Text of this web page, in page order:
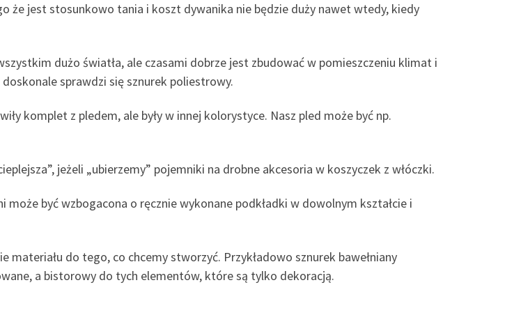
że jest stosunkowo tania i koszt dywanika nie będzie duży nawet wtedy, kiedy
dużo światła, ale czasami dobrze jest zbudować w pomieszczeniu klimat i
sprawdzi się sznurek poliestrowy.
komplet z pledem, ale były w innej kolorystyce. Nasz pled może być np.
jeżeli „ubierzemy” pojemniki na drobne akcesoria w koszyczek z włóczki.
być wzbogacona o ręcznie wykonane podkładki w dowolnym kształcie i
do tego, co chcemy stworzyć. Przykładowo sznurek bawełniany
a bistorowy do tych elementów, które są tylko dekoracją.